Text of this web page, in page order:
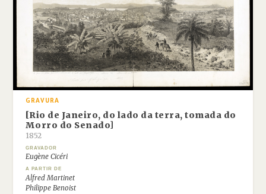
GRAVURA
[Rio de Janeiro, do lado da terra, tomada do
Morro do Senado]
1852
GRAVADOR
Eugène Cicéri
A PARTIR DE
Alfred Martinet
Philippe Benoist